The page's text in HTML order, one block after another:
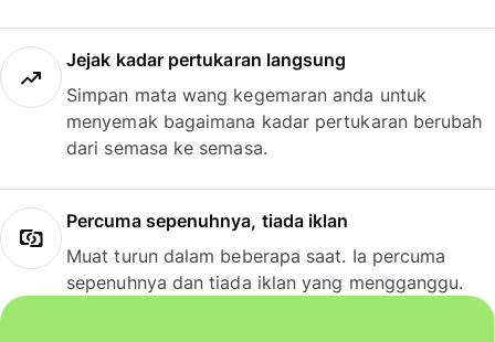
Jejak kadar pertukaran langsung
Simpan mata wang kegemaran anda untuk
menyemak bagaimana kadar pertukaran berubah
dari semasa ke semasa.
Percuma sepenuhnya, tiada iklan
Muat turun dalam beberapa saat. Ia percuma
sepenuhnya dan tiada iklan yang mengganggu.